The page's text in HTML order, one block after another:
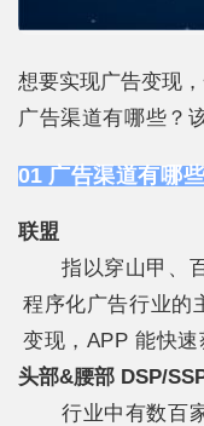
想要实现广告变现
广告渠道有哪些？
01 广告渠道有哪
联盟
指以穿山甲、
程序化广告行业的
变现，APP 能快速
头部&腰部 DSP/
行业中有数百